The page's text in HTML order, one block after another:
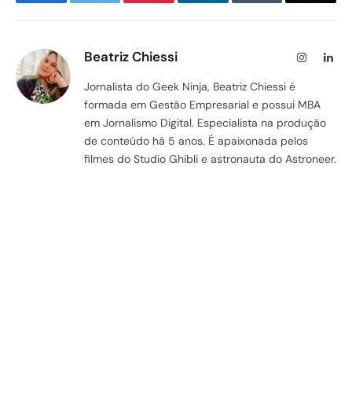
Beatriz Chiessi Instagram
Jornalista do Geek Ninja, Beatriz Chiessi é
formada em Gestão Empresarial e possui MBA
em Jornalismo Digital. Especialista na produção
de conteúdo há 5 anos. É apaixonada pelos
filmes do Studio Ghibli e astronauta do Astroneer.